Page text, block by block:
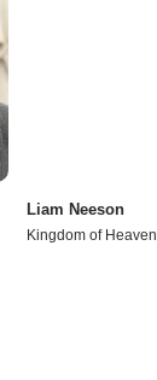
Liam Neeson
Kingdom of Heaven